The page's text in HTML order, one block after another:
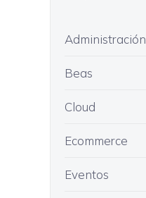
Administración
Beas
Cloud
Ecommerce
Eventos